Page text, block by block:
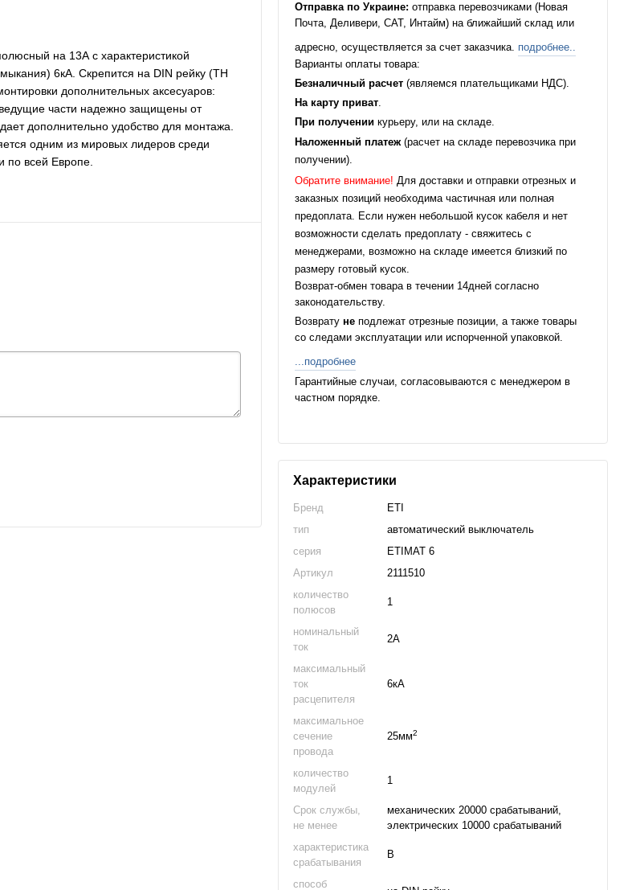
на 13А с характеристикой
6кА. Скрепится на DIN рейку (ТН
дополнительных аксесуаров:
части надежно защищены от
дополнительно удобство для монтажа.
одним из мировых лидеров среди
по всей Европе.
Отправка по Украине: отправка перевозчиками (Новая
Почта, Деливери, САТ, Интайм) на ближайший склад или
адресно, осуществляется за счет заказчика. подробнее..
Варианты оплаты товара:
Безналичный расчет (являемся плательщиками НДС).
На карту приват.
При получении курьеру, или на складе.
Наложенный платеж(расчет на складе перевозчика при
получении).
Обратите внимание! Для доставки и отправки отрезных и
заказных позиций необходима частичная или полная
предоплата. Если нужен небольшой кусок кабеля и нет
возможности сделать предоплату - свяжитесь с
менеджерами, возможно на складе имеется близкий по
размеру готовый кусок.
Возврат-обмен товара в течении 14дней согласно
законодательству.
Возвратуне подлежат отрезные позиции, а также товары
со следами эксплуатации или испорченной упаковкой.
...подробнее
Гарантийные случаи, согласовываются с менеджером в
частном порядке.
Характеристики
Бренд
ETI
тип
автоматический выключатель
серия
ETIMAT 6
Артикул
2111510
количество
полюсов
1
номинальный
ток
2А
максимальный
ток
расцепителя
6кА
максимальное
сечение
провода
25мм2
количество
модулей
1
Срок службы,
не менее
механических 20000 срабатываний,
электрических 10000 срабатываний
характеристика
срабатывания
B
способ